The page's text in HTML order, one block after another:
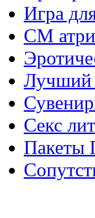
Игра
СМ
Лучший
Секс
Пакеты